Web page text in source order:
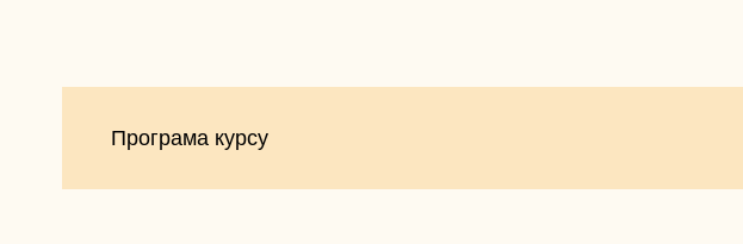
Програма
Програма курсу